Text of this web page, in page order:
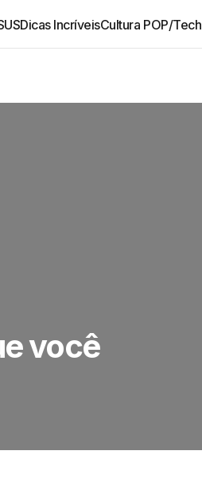
Dicas IncríveisCultura POP/Tech
você